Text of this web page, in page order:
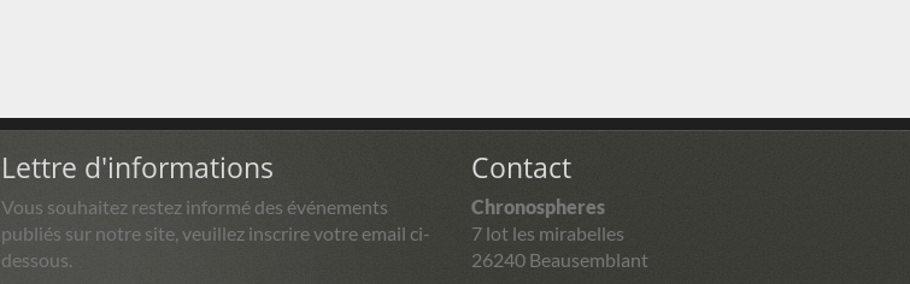
Lettre d'informations
Vous souhaitez restez informé des événements
publiés sur notre site, veuillez inscrire votre email ci-
dessous.
Contact
Chronospheres
7 lot les mirabelles
26240 Beausemblant